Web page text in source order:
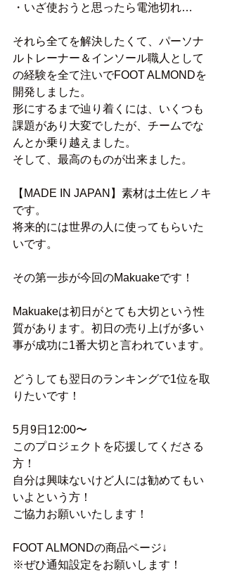
・いざ使おうと思ったら電池切れ…
それら全てを解決したくて、パーソナ
ルトレーナー＆インソール職人として
の経験を全て注いでFOOT ALMONDを
開発しました。
形にするまで辿り着くには、いくつも
課題があり大変でしたが、チームでな
んとか乗り越えました。
そして、最高のものが出来ました。
【MADE IN JAPAN】素材は土佐ヒノキ
です。
将来的には世界の人に使ってもらいた
いです。
その第一歩が今回のMakuakeです！
Makuakeは初日がとても大切という性
質があります。初日の売り上げが多い
事が成功に1番大切と言われています。
どうしても翌日のランキングで1位を取
りたいです！
5月9日12:00〜
このプロジェクトを応援してくださる
方！
自分は興味ないけど人には勧めてもい
いよという方！
ご協力お願いいたします！
FOOT ALMONDの商品ページ↓
※ぜひ通知設定をお願いします！